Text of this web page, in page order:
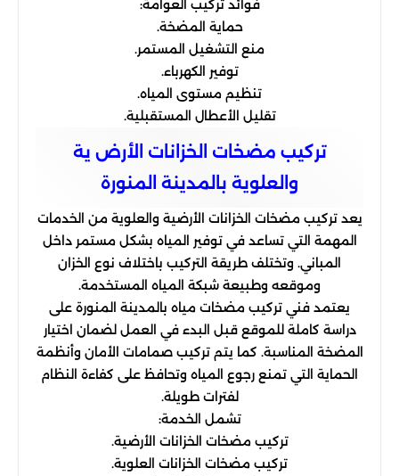
فوائد تركيب العوامة:
حماية المضخة.
منع التشغيل المستمر.
توفير الكهرباء.
تنظيم مستوى المياه.
تقليل الأعطال المستقبلية.
تركيب مضخات الخزانات الأرض ية
والعلوية بالمدينة المنورة
يعد تركيب مضخات الخزانات الأرضية والعلوية من الخدمات
المهمة التي تساعد في توفير المياه بشكل مستمر داخل
المباني. وتختلف طريقة التركيب باختلاف نوع الخزان
وموقعه وطبيعة شبكة المياه المستخدمة.
يعتمد فني تركيب مضخات مياه بالمدينة المنورة على
دراسة كاملة للموقع قبل البدء في العمل لضمان اختيار
المضخة المناسبة. كما يتم تركيب صمامات الأمان وأنظمة
الحماية التي تمنع رجوع المياه وتحافظ على كفاءة النظام
لفترات طويلة.
تشمل الخدمة:
تركيب مضخات الخزانات الأرضية.
تركيب مضخات الخزانات العلوية.